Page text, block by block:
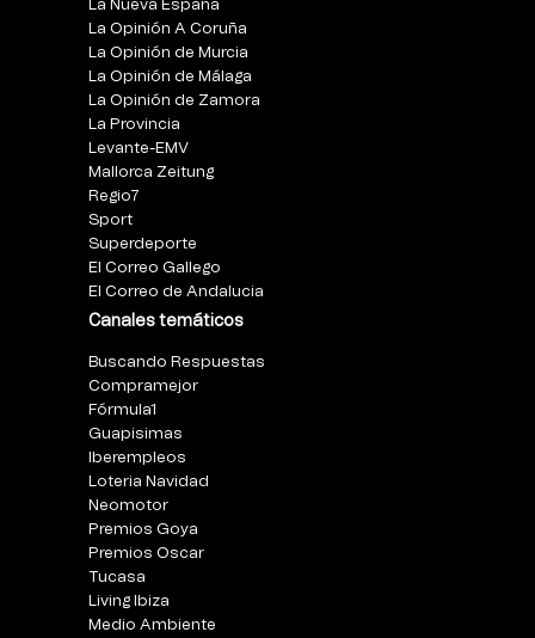
La Nueva España
La Opinión A Coruña
La Opinión de Murcia
La Opinión de Málaga
La Opinión de Zamora
La Provincia
Levante-EMV
Mallorca Zeitung
Regio7
Sport
Superdeporte
El Correo Gallego
El Correo de Andalucia
Canales temáticos
Buscando Respuestas
Compramejor
Fórmula1
Guapisimas
Iberempleos
Loteria Navidad
Neomotor
Premios Goya
Premios Oscar
Tucasa
Living Ibiza
Medio Ambiente